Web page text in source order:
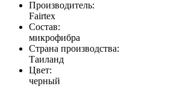
Производитель:
Fairtex
Состав:
микрофибра
Страна производства:
Таиланд
Цвет:
черный